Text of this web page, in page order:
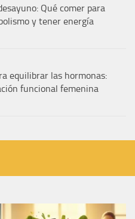
Qué comer para
y tener energía
equilibrar las hormonas:
funcional femenina